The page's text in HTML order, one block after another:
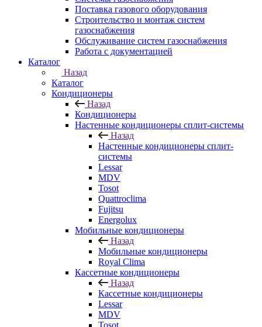
Поставка газового оборудования
Строительство и монтаж систем
газоснабжения
Обслуживание систем газоснабжения
Работа с документацией
Каталог
Назад
Каталог
Кондиционеры
Назад
Кондиционеры
Настенные кондиционеры сплит-системы
Назад
Настенные кондиционеры сплит-
системы
Lessar
MDV
Tosot
Quattroclima
Fujitsu
Energolux
Мобильные кондиционеры
Назад
Мобильные кондиционеры
Royal Clima
Кассетные кондиционеры
Назад
Кассетные кондиционеры
Lessar
MDV
Tosot